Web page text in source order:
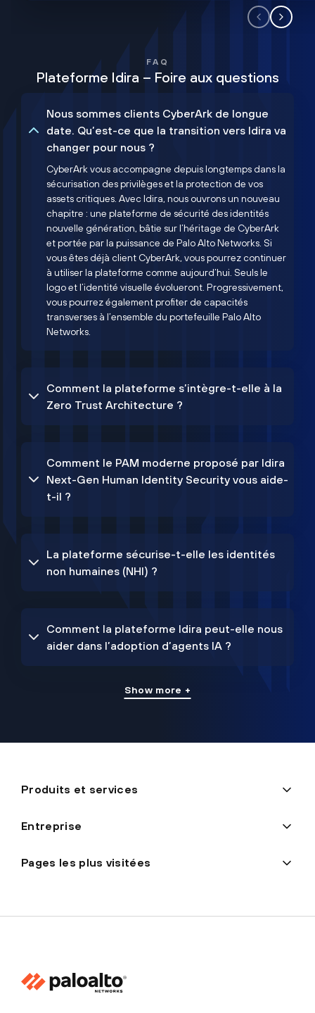
FAQ
Plateforme Idira – Foire aux questions
Nous sommes clients CyberArk de longue
date. Qu’est-ce que la transition vers Idira va
changer pour nous ?
CyberArk vous accompagne depuis longtemps dans la
sécurisation des privilèges et la protection de vos
assets critiques. Avec Idira, nous ouvrons un nouveau
chapitre : une plateforme de sécurité des identités
nouvelle génération, bâtie sur l’héritage de CyberArk
et portée par la puissance de Palo Alto Networks. Si
vous êtes déjà client CyberArk, vous pourrez continuer
à utiliser la plateforme comme aujourd’hui. Seuls le
logo et l’identité visuelle évolueront. Progressivement,
vous pourrez également profiter de capacités
transverses à l’ensemble du portefeuille Palo Alto
Networks.
Comment la plateforme s’intègre-t-elle à la
Zero Trust Architecture ?
Comment le PAM moderne proposé par Idira
Next-Gen Human Identity Security vous aide-
t-il ?
La plateforme sécurise-t-elle les identités
non humaines (NHI) ?
Comment la plateforme Idira peut-elle nous
aider dans l’adoption d’agents IA ?
Show more +
Produits et services
Entreprise
Pages les plus visitées